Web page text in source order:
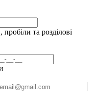
та розділові